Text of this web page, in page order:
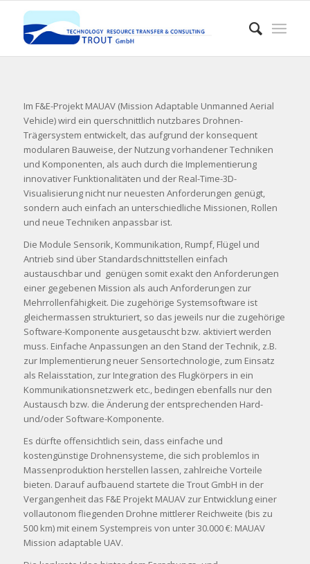
Im F&E-Projekt MAUAV (Mission Adaptable Unmanned Aerial
Vehicle) wird ein querschnittlich nutzbares Drohnen-
Trägersystem entwickelt, das aufgrund der konsequent
modularen Bauweise, der Nutzung vorhandener Techniken
und Komponenten, als auch durch die Implementierung
innovativer Funktionalitäten und der Real-Time-3D-
Visualisierung nicht nur neuesten Anforderungen genügt,
sondern auch einfach an unterschiedliche Missionen, Rollen
und neue Techniken anpassbar ist.
Die Module Sensorik, Kommunikation, Rumpf, Flügel und
Antrieb sind über Standardschnittstellen einfach
austauschbar und genügen somit exakt den Anforderungen
einer gegebenen Mission als auch Anforderungen zur
Mehrrollenfähigkeit. Die zugehörige Systemsoftware ist
gleichermassen strukturiert, so das jeweils nur die zugehörige
Software-Komponente ausgetauscht bzw. aktiviert werden
muss. Einfache Anpassungen an den Stand der Technik, z.B.
zur Implementierung neuer Sensortechnologie, zum Einsatz
als Relaisstation, zur Integration des Flugkörpers in ein
Kommunikations­netzwerk etc., bedingen ebenfalls nur den
Austausch bzw. die Änderung der entsprechenden Hard-
und/oder Software-Komponente.
Es dürfte offensichtlich sein, dass einfache und
kostengünstige Drohnensysteme, die sich problemlos in
Massenproduktion herstellen lassen, zahlreiche Vorteile
bieten. Darauf aufbauend startete die Trout GmbH in der
Vergangenheit das F&E Projekt MAUAV zur Entwicklung einer
vollautonom fliegenden Drohne mittlerer Reichweite (bis zu
500 km) mit einem Systempreis von unter 30.000 €: MAUAV
Mission adaptable UAV.